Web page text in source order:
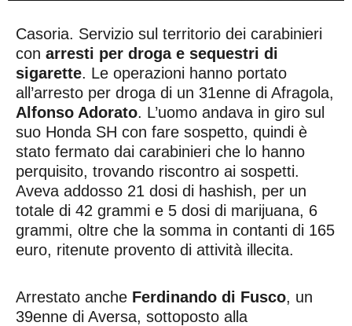
Casoria. Servizio sul territorio dei carabinieri
con arresti per droga e sequestri di
sigarette. Le operazioni hanno portato
all’arresto per droga di un 31enne di Afragola,
Alfonso Adorato. L’uomo andava in giro sul
suo Honda SH con fare sospetto, quindi è
stato fermato dai carabinieri che lo hanno
perquisito, trovando riscontro ai sospetti.
Aveva addosso 21 dosi di hashish, per un
totale di 42 grammi e 5 dosi di marijuana, 6
grammi, oltre che la somma in contanti di 165
euro, ritenute provento di attività illecita.
Arrestato anche Ferdinando di Fusco, un
39enne di Aversa, sottoposto alla